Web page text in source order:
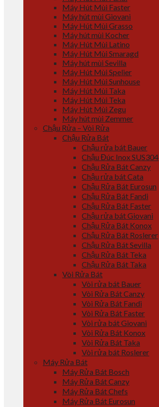
Máy Hút Mùi Faster
Máy hút mùi Giovani
Máy Hút Mùi Grasso
Máy hút mùi Kocher
Máy Hút Mùi Latino
Máy Hút Mùi Smaragd
Máy hút mùi Sevilla
Máy Hút Mùi Spelier
Máy Hút Mùi Sunhouse
Máy Hút Mùi Taka
Máy Hút Mùi Teka
Máy Hút Mùi Zegu
Máy hút mùi Zemmer
Chậu Rửa – Vòi Rửa
Chậu Rửa Bát
Chậu rửa bát Bauer
Chậu Đúc Inox SUS304
Chậu Rửa Bát Canzy
Chậu rửa bát Cata
Chậu Rửa Bát Eurosun
Chậu Rửa Bát Fandi
Chậu Rửa Bát Faster
Chậu rửa bát Giovani
Chậu Rửa Bát Konox
Chậu Rửa Bát Roslerer
Chậu Rửa Bát Sevilla
Chậu Rửa Bát Teka
Chậu Rửa Bát Taka
Vòi Rửa Bát
Vòi rửa bát Bauer
Vòi Rửa Bát Canzy
Vòi Rửa Bát Fandi
Vòi Rửa Bát Faster
Vòi rửa bát Giovani
Vòi Rửa Bát Konox
Vòi Rửa Bát Taka
Vòi rửa bát Roslerer
Máy Rửa Bát
Máy Rửa Bát Bosch
Máy Rửa Bát Canzy
Máy Rửa Bát Chefs
Máy Rửa Bát Eurosun